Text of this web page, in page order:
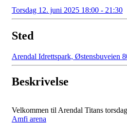
Torsdag 12. juni 2025 18:00 - 21:30
Sted
Arendal Idrettspark, Østensbuveien
Beskrivelse
Velkommen til Arendal Titans
Amfi arena